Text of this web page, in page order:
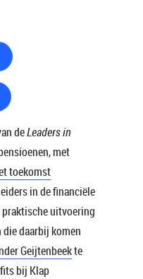
deLeaders in
met
toekomst
in de financiële
uitvoering
die daarbij komen
Geijtenbeekte
bij Klap